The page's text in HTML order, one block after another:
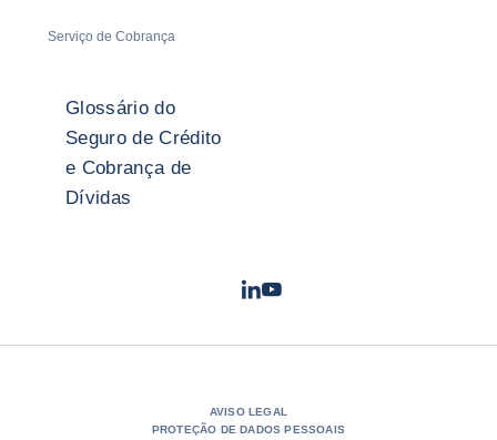
Serviço de Cobrança
Glossário do
Seguro de Crédito
e Cobrança de
Dívidas
LinkedIn
Youtube
AVISO LEGAL
PROTEÇÃO DE DADOS PESSOAIS